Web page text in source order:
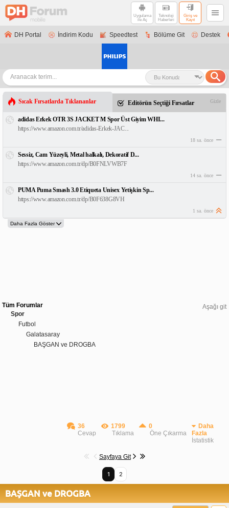
Uygulama
ile Aç
Teknoloji
Haberleri
Giriş ve
Kayıt
DH Portal İndirim Kodu Speedtest Bölüme Git Destek
Sıcak Fırsatlarda Tıklananlar Editörün Seçtiği Fırsatlar Gizle
adidas Erkek OTR 3S JACKET M Spor Üst Giyim WHI...
https://www.amazon.com.tr/adidas-Erkek-JAC...
18 sa. önce
Sessiz, Cam Yüzeyli, Metal halkalı, Dekoratif D...
https://www.amazon.com.tr/dp/B0FNLVWB7F
14 sa. önce
PUMA Puma Smash 3.0 Etiqueta Unisex Yetişkin Sp...
https://www.amazon.com.tr/dp/B0F638G8VH
1 sa. önce
Aşağı git
Tüm Forumlar
Spor
Futbol
Galatasaray
BAŞGAN ve DROGBA
36
Cevap
1799
Tıklama
0
Öne Çıkarma
Daha
Fazla
İstatistik
Sayfaya Git
1 2
BAŞGAN ve DROGBA